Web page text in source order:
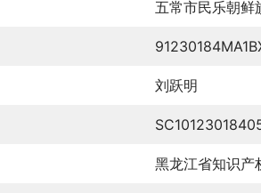
五常市民乐朝鲜
刘跃明
黑龙江省知识产